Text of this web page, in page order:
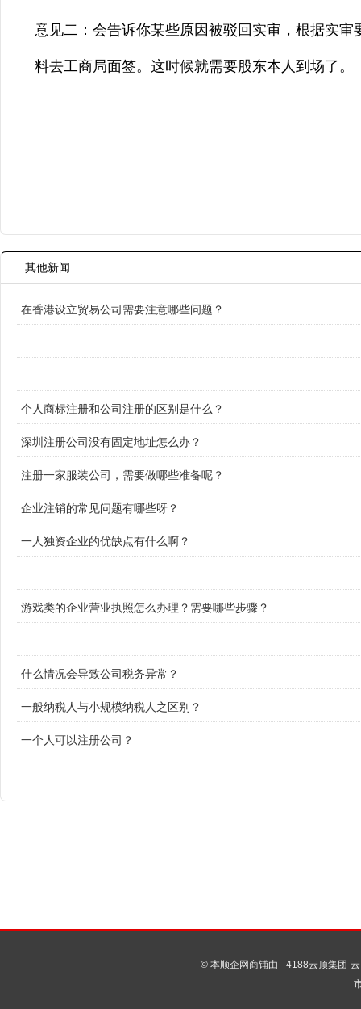
意见二：会告诉你某些原因被驳回实审，根据实
料去工商局面签。这时候就需要股东本人到场了。
其他新闻
在香港设立贸易公司需要注意哪些问题？
个人商标注册和公司注册的区别是什么？
深圳注册公司没有固定地址怎么办？
注册一家服装公司，需要做哪些准备呢？
企业注销的常见问题有哪些呀？
一人独资企业的优缺点有什么啊？
游戏类的企业营业执照怎么办理？需要哪些步骤？
什么情况会导致公司税务异常？
一般纳税人与小规模纳税人之区别？
一个人可以注册公司？
© 本顺企网商铺由
4188云顶集团-